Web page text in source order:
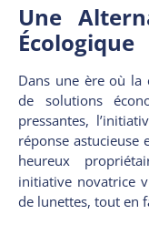
Une
Écologique
Dans une ère où la
de solutions
pressantes,
réponse astucieuse
heureux
initiative novatrice
de lunettes, tout en